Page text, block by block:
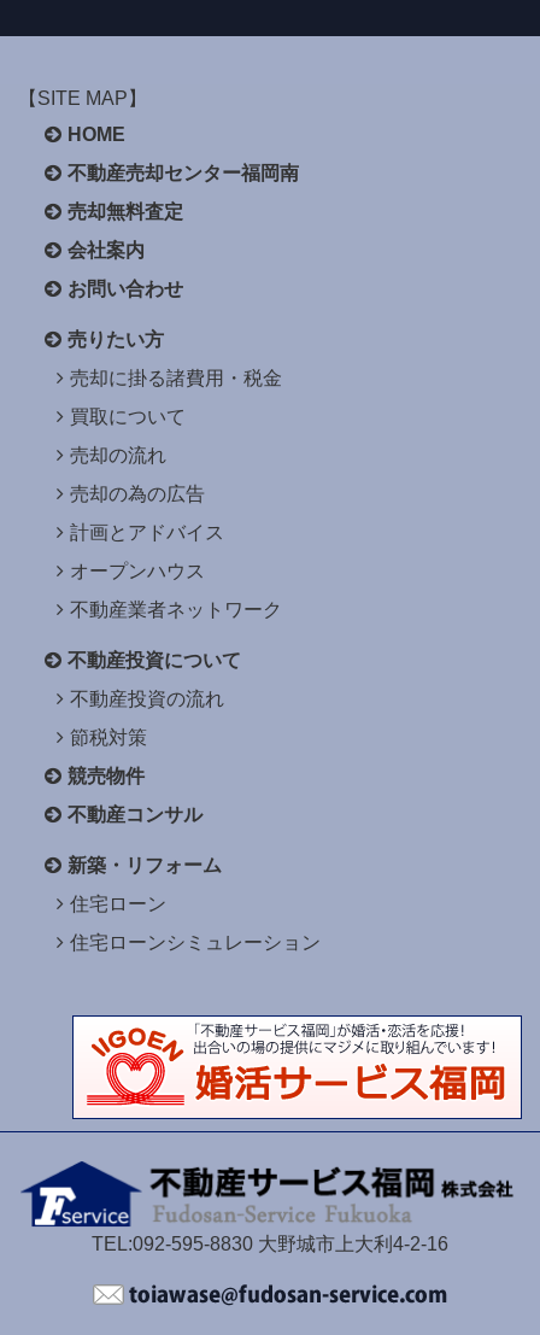
【SITE MAP】
HOME
不動産売却センター福岡南
売却無料査定
会社案内
お問い合わせ
売りたい方
売却に掛る諸費用・税金
買取について
売却の流れ
売却の為の広告
計画とアドバイス
オープンハウス
不動産業者ネットワーク
不動産投資について
不動産投資の流れ
節税対策
競売物件
不動産コンサル
新築・リフォーム
住宅ローン
住宅ローンシミュレーション
TEL:092-595-8830 大野城市上大利4-2-16